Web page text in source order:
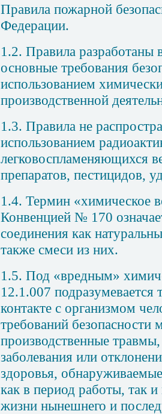
Правила пожарной
Федерации.
1.2. Правила разработаны
основные требования
использованием
производственной
1.3. Правила не
использованием
легковоспламеняющихся
препаратов, пестицидов,
1.4. Термин «химическое
Конвенцией № 170
соединения как
также смеси из них.
1.5. Под «вредным»
12.1.007 подразумевается
контакте с организмом
требований безопасности
производственные
заболевания или
здоровья,
как в период работы, так
жизни нынешнего и